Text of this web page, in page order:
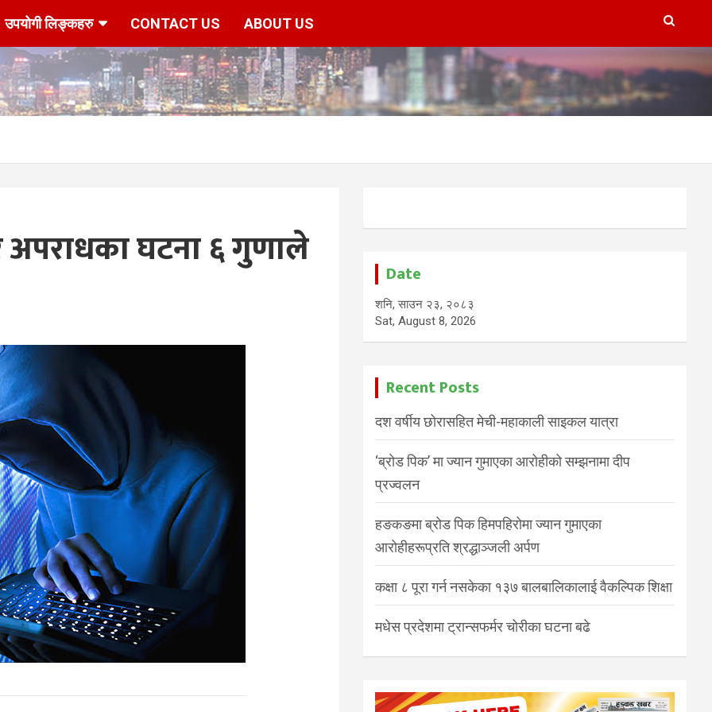
उपयोगी लिङ्कहरु CONTACT US ABOUT US
अपराधका घटना ६ गुणाले Date
शनि, साउन २३, २०८३
Sat, August 8, 2026
Recent Posts
दश वर्षीय छोरासहित मेची-महाकाली साइकल यात्रा
‘ब्रोड पिक’ मा ज्यान गुमाएका आरोहीको सम्झनामा दीप
प्रज्वलन
हङकङमा ब्रोड पिक हिमपहिरोमा ज्यान गुमाएका
आरोहीहरूप्रति श्रद्धाञ्जली अर्पण
कक्षा ८ पूरा गर्न नसकेका १३७ बालबालिकालाई वैकल्पिक शिक्षा
मधेस प्रदेशमा ट्रान्सफर्मर चोरीका घटना बढे